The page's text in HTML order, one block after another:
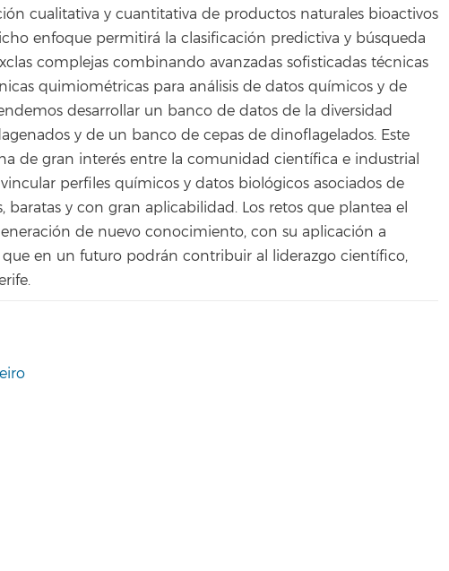
cualitativa y cuantitativa de productos naturales bioactivos
enfoque permitirá la clasificación predictiva y búsqueda
complejas combinando avanzadas sofisticadas técnicas
quimiométricas para análisis de datos químicos y de
desarrollar un banco de datos de la diversidad
y de un banco de cepas de dinoflagelados. Este
de gran interés entre la comunidad científica e industrial
perfiles químicos y datos biológicos asociados de
baratas y con gran aplicabilidad. Los retos que plantea el
de nuevo conocimiento, con su aplicación a
que en un futuro podrán contribuir al liderazgo científico,